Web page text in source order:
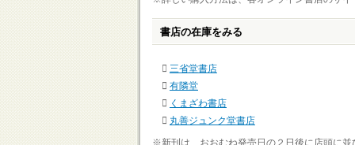
書店の在庫をみる
三省堂書店
有隣堂
くまざわ書店
丸善ジュンク堂書店
※新刊は、おおむね発売日の２日後に店頭に並